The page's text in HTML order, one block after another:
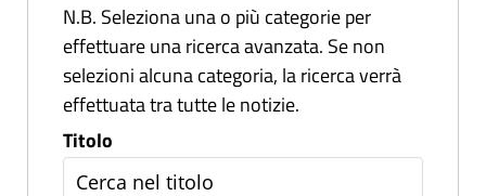
N.B. Seleziona una o più categorie per
effettuare una ricerca avanzata. Se non
selezioni alcuna categoria, la ricerca verrà
effettuata tra tutte le notizie.
Titolo